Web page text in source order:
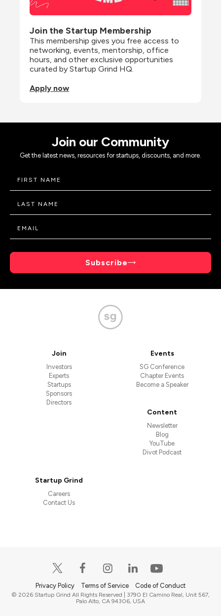
Join the Startup Membership
This membership gives you free access to
networking, events, mentorship, office
hours, and other exclusive opportunities
curated by Startup Grind HQ.
Apply now
Join our Community
Get the latest news, resources for startups, discounts, and more.
Subscribe
Join
Investors
Experts
Startups
Sponsors
Directors
Events
SG Conference
Chapter Events
Become a Speaker
Content
Newsletter
Blog
YouTube
Divot Podcast
Startup Grind
Careers
Contact Us
Privacy Policy Terms of Service Code of Conduct
© 2026 Startup Grind All Rights Reserved | 3790 El Camino Real, Unit 567,
Palo Alto, CA 94306, USA